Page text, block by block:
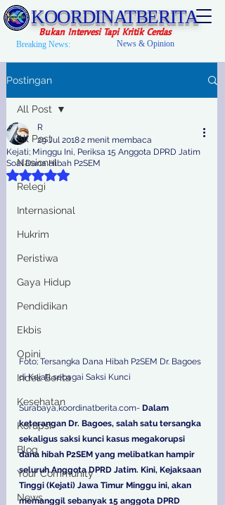
KOORDINATBERITA
Bukan Intervesi Tapi Kritik Cerdas
Breaking News: News & Opinion
Postingan
All Post
Nasional
Relegi
Internasional
Hukrim
Peristiwa
Gaya Hidup
Pendidikan
Ekbis
Opini
Indek Berita
Kesehatan
Korupsi
Blog
Your Community
News
All Post
Kejati; Minggu Ini, Periksa 15 Anggota DPRD Jatim
Soal Dana Hibah P2SEM
R
29 Jul 20182 menit membaca
Dinilai NaN dari 5 bintang.
Foto; Tersangka Dana Hibah P2SEM Dr. Bagoes
di Kejati sebagai Saksi Kunci
Surabaya,koordinatberita.com- Dalam
keterangan Dr. Bagoes, salah satu tersangka
sekaligus saksi kunci kasus megakorupsi
dana hibah P2SEM yang melibatkan hampir
seluruh Anggota DPRD Jatim. Kini, Kejaksaan
Tinggi (Kejati) Jawa Timur Minggu ini, akan
memanggil sebanyak 15 anggota DPRD